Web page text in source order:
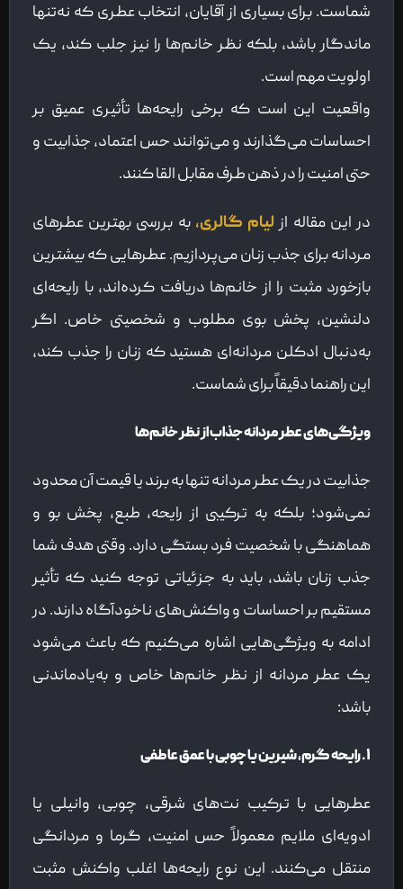
شماست. برای بسیاری از آقایان، انتخاب عطری که نه‌تنها
ماندگار باشد، بلکه نظر خانم‌ها را نیز جلب کند، یک
اولویت مهم است.
واقعیت این است که برخی رایحه‌ها تأثیری عمیق بر
احساسات می‌گذارند و می‌توانند حس اعتماد، جذابیت و
حتی امنیت را در ذهن طرف مقابل القا کنند.
در این مقاله از لیام گالری، به بررسی بهترین عطرهای
مردانه برای جذب زنان می‌پردازیم. عطرهایی که بیشترین
بازخورد مثبت را از خانم‌ها دریافت کرده‌اند، با رایحه‌ای
دلنشین، پخش بوی مطلوب و شخصیتی خاص. اگر
به‌دنبال ادکلن مردانه‌ای هستید که زنان را جذب کند،
این راهنما دقیقاً برای شماست.
ویژگی‌های عطر مردانه جذاب از نظر خانم‌ها
جذابیت در یک عطر مردانه تنها به برند یا قیمت آن محدود
نمی‌شود؛ بلکه به ترکیبی از رایحه، طبع، پخش بو و
هماهنگی با شخصیت فرد بستگی دارد. وقتی هدف شما
جذب زنان باشد، باید به جزئیاتی توجه کنید که تأثیر
مستقیم بر احساسات و واکنش‌های ناخودآگاه دارند. در
ادامه به ویژگی‌هایی اشاره می‌کنیم که باعث می‌شود
یک عطر مردانه از نظر خانم‌ها خاص و به‌یادماندنی
باشد:
۱. رایحه گرم، شیرین یا چوبی با عمق عاطفی
عطرهایی با ترکیب نت‌های شرقی، چوبی، وانیلی یا
ادویه‌ای ملایم معمولاً حس امنیت، گرما و مردانگی
منتقل می‌کنند. این نوع رایحه‌ها اغلب واکنش مثبت